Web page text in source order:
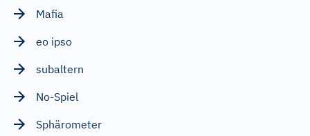
Mafia
eo ipso
subaltern
No-Spiel
Sphärometer